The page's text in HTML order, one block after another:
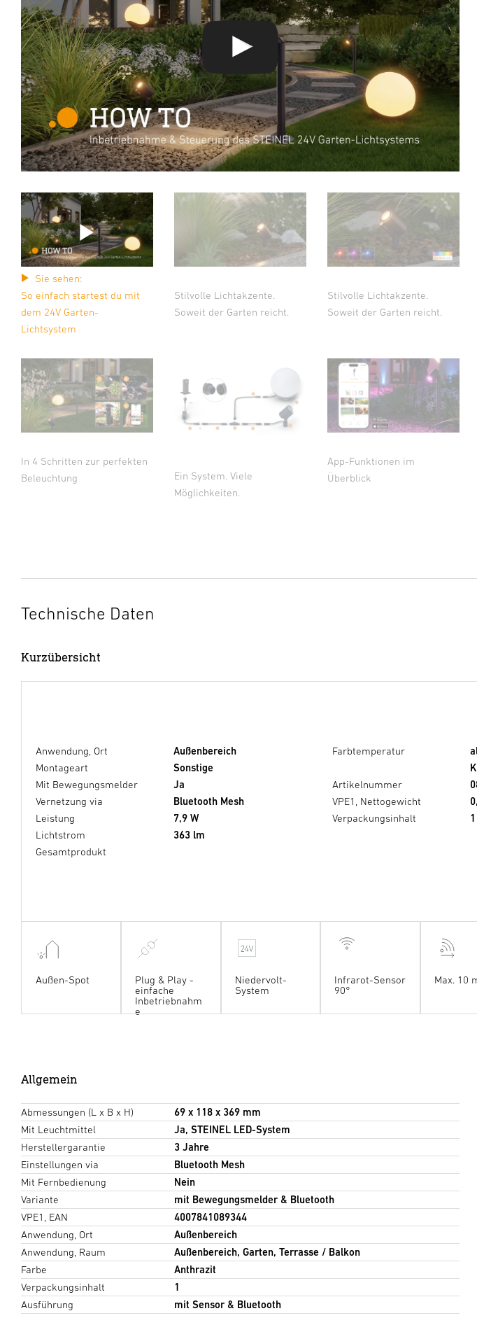
Sie sehen:
So einfach startest du mit
dem 24V Garten-
Lichtsystem
Stilvolle Lichtakzente.
Soweit der Garten reicht.
Stilvolle Lichtakzente.
Soweit der Garten reicht.
In 4 Schritten zur perfekten
Beleuchtung
Ein System. Viele
Möglichkeiten.
App-Funktionen im
Überblick
Technische Daten
Kurzübersicht
Anwendung, Ort
Außenbereich
Montageart
Sonstige
Mit Bewegungsmelder
Ja
Vernetzung via
Bluetooth Mesh
Leistung
7,9 W
Lichtstrom
Gesamtprodukt
363 lm
Farbtemperatur
K
Artikelnummer
VPE1, Nettogewicht
Verpackungsinhalt
1
Außen-Spot
Plug & Play -
einfache
Inbetriebnahm
e
Niedervolt-
System
Infrarot-Sensor
90°
Max. 10
Allgemein
Abmessungen (L x B x H)
69 x 118 x 369 mm
Mit Leuchtmittel
Ja, STEINEL LED-System
Herstellergarantie
3 Jahre
Einstellungen via
Bluetooth Mesh
Mit Fernbedienung
Nein
Variante
mit Bewegungsmelder & Bluetooth
VPE1, EAN
4007841089344
Anwendung, Ort
Außenbereich
Anwendung, Raum
Außenbereich, Garten, Terrasse / Balkon
Farbe
Anthrazit
Verpackungsinhalt
1
Ausführung
mit Sensor & Bluetooth